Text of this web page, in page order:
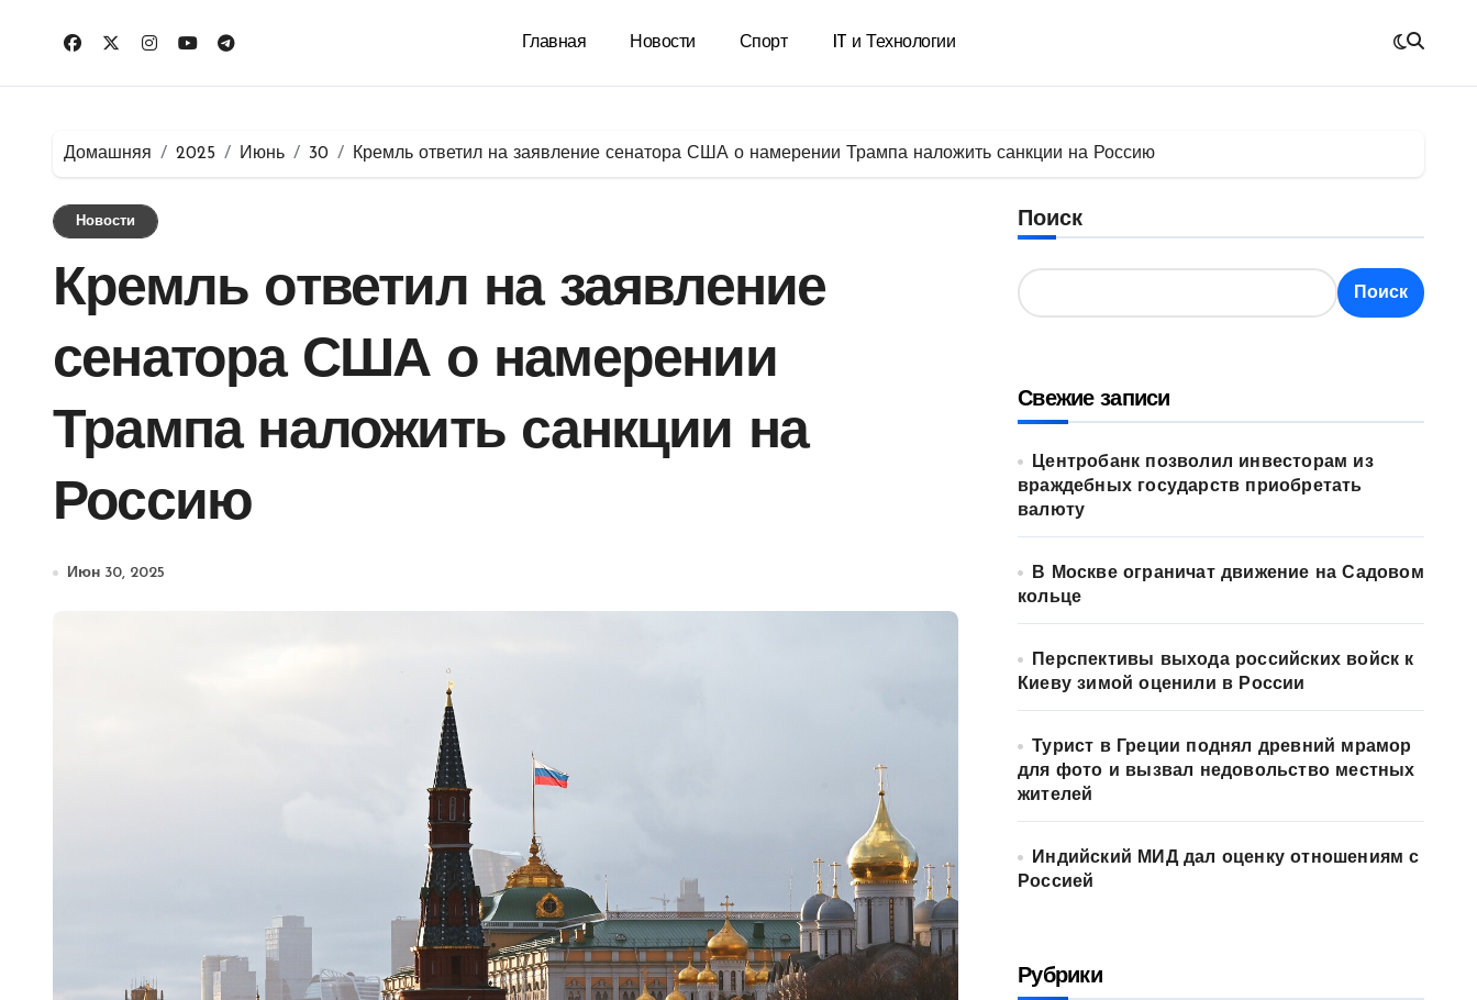
Главная Новости Спорт IT и Технологии
Домашняя 2025 Июнь 30 Кремль ответил на заявление сенатора США о намерении Трампа наложить санкции на Россию
Новости
Кремль ответил на заявление
сенатора США о намерении
Трампа наложить санкции на
Россию
Июн 30, 2025
Поиск
Поиск
Свежие записи
Центробанк позволил инвесторам из
враждебных государств приобретать
валюту
В Москве ограничат движение на Садовом
кольце
Перспективы выхода российских войск к
Киеву зимой оценили в России
Турист в Греции поднял древний мрамор
для фото и вызвал недовольство местных
жителей
Индийский МИД дал оценку отношениям с
Россией
Рубрики